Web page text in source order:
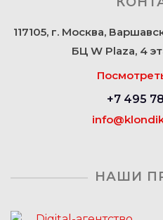
117105, г. Москва,
БЦ W Plaza, 4
+7 495
НАШИ